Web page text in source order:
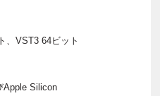
、VST3 64ビット
Apple Silicon